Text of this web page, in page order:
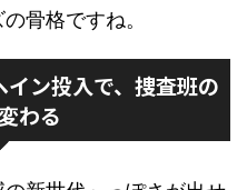
骨格ですね。
ン投入で、捜査班の
わる